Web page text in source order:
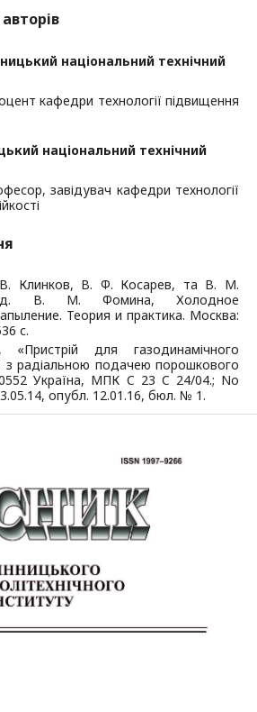
авторів
національний технічний
кафедри технології підвищення
національний технічний
завідувач кафедри технології
Клинков, В. Ф. Косарев, та В. М.
В. М. Фомина, Холодное
Теория и практика. Москва:
с.
для газодинамічного
з радіальною подачею порошкового
Україна, МПК C 23 C 24/04.; No
опубл. 12.01.16, бюл. № 1.